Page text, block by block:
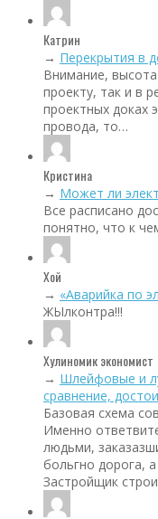
Катрин
→ Перекрытия в
Внимание,
проекту, так и в
проектных доках
провода, то…
Кристина
→ Может ли
Все расписано
понятно, что к
Хой
→ «Аварийка по
ЖЫлконтра!!!
Хулиномик экономист
→ Шлейфовые и
сравнение,
Базовая схема
Именно
людьми,
больгно дорога,
Застройщик